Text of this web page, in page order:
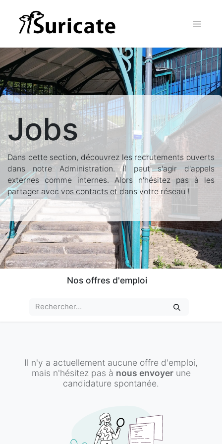
Jobs
Dans cette section, découvrez les recrutements ouverts
dans notre Administration. Il peut s'agir d'appels
externes comme internes. Alors n'hésitez pas à les
partager avec vos contacts et dans votre réseau !
Nos offres d'emploi
Il n'y a actuellement aucune offre d'emploi,
mais n'hésitez pas à nous envoyerune
candidature spontanée.